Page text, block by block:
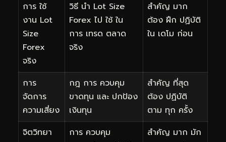
การ ใช้
งาน Lot
Size
Forex
จริง
วิธี นำ Lot Size
Forex ไป ใช้ ใน
การ เทรด ตลาด
จริง
สำคัญ มาก
ต้อง ฝึก ปฏิบัติ
ใน เดโม ก่อน
การ
จัดการ
ความเสี่ยง
กฎ การ ควบคุม
ขาดทุน และ ปกป้อง
เงินทุน
สำคัญ ที่สุด
ต้อง ปฏิบัติ
ตาม ทุก ครั้ง
จิตวิทยา
การ ควบคุม
สำคัญ มาก มัก